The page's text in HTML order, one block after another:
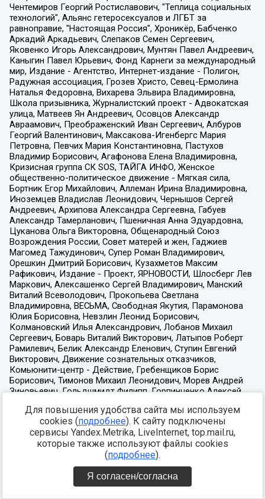
Для повышения удобства сайта мы используем
cookies (подробнее). К сайту подключены
сервисы Yandex.Metrika, LiveInternet, top.mail.ru,
которые также используют файлы cookies
(подробнее).
Я согласен/согласна